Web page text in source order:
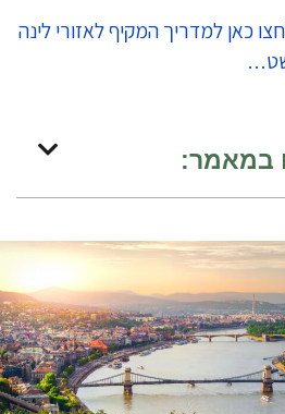
למדריך המקיף לאזורי לינה